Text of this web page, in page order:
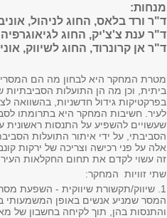
מנחות:
ד"ר ורד בלאס, החוג לניהול,
ד"ר ענת צ'צ'יק, החוג
ד"ר אן קרונרוד, החוג לשיווק,
מטרת המחקר היא לבחון מה הם המסרים
ביתית, וכן מה הן התועלות הסביבתיות
בפרקטיקות גידול חדשניות, בהשוואה
לעיר. חשיבות המחקר היא בתרומתו
שעשויים להשפיע על התנסות ראשונית
הסביבתי, על ידי איתור התועלות
אלה על פני רכישה וצריכה של ירקות
זה עשוי לקדם את תחום החקלאות
שתי זוויות המחקר:
1. שיווק/תקשורת שיווקית - השפעת
המסר שמניע אנשים באופן המשמעותי
והתנסות בהן, תוך לקיחה בחשבון של